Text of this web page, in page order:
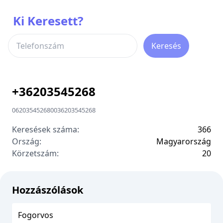
Ki Keresett?
Keresés
+36203545268
062035452680036203545268
Keresések száma:
366
Ország:
Magyarország
Körzetszám:
20
Hozzászólások
Fogorvos